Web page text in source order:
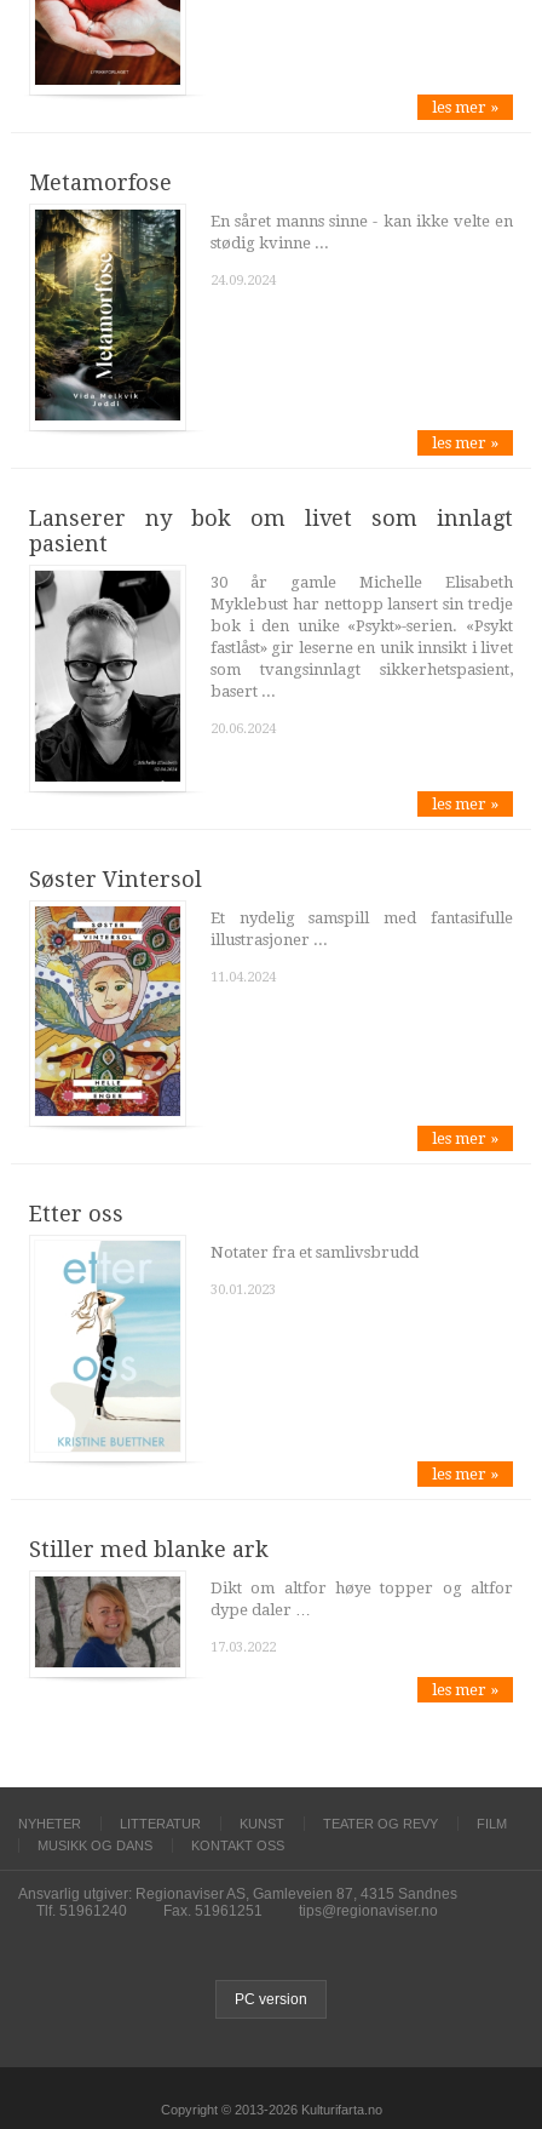
les mer »
Metamorfose
En såret manns sinne - kan ikke velte en
stødig kvinne ...
24.09.2024
les mer »
Lanserer ny bok om livet som innlagt
pasient
30 år gamle Michelle Elisabeth
Myklebust har nettopp lansert sin tredje
bok i den unike «Psykt»-serien. «Psykt
fastlåst» gir leserne en unik innsikt i livet
som tvangsinnlagt sikkerhetspasient,
basert ...
20.06.2024
les mer »
Søster Vintersol
Et nydelig samspill med fantasifulle
illustrasjoner ...
11.04.2024
les mer »
Etter oss
Notater fra et samlivsbrudd
30.01.2023
les mer »
Stiller med blanke ark
Dikt om altfor høye topper og altfor
dype daler …
17.03.2022
les mer »
NYHETER LITTERATUR KUNST TEATER OG REVY
FILM
MUSIKK OG DANS
KONTAKT OSS
Ansvarlig utgiver: Regionaviser AS, Gamleveien 87, 4315 Sandnes
Tlf. 51961240
Fax. 51961251 tips@regionaviser.no
PC version
Copyright © 2013-2026 Kulturifarta.no